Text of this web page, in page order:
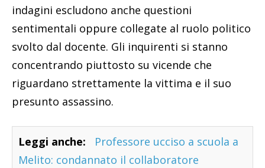
indagini escludono anche questioni
sentimentali oppure collegate al ruolo politico
svolto dal docente. Gli inquirenti si stanno
concentrando piuttosto su vicende che
riguardano strettamente la vittima e il suo
presunto assassino.
Leggi anche:
Professore ucciso a scuola a
Melito: condannato il collaboratore